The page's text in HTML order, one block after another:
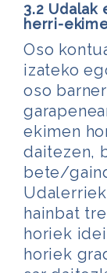
3.2 Udalak
herri-
Oso
izateko
oso
ekimen
daitezen,
bete/
hainbat
horiek
horiek